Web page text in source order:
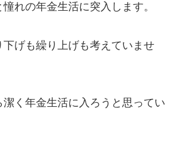
れの年金生活に突入します。
げも繰り上げも考えていませ
潔く年金生活に入ろうと思ってい